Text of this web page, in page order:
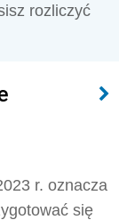
rozliczyć
r. oznacza
się